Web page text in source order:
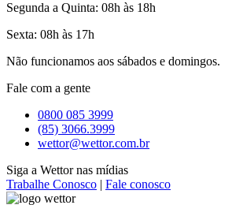
Segunda a Quinta: 08h às 18h
Sexta: 08h às 17h
Não funcionamos aos sábados e domingos.
Fale com a gente
0800 085 3999
(85) 3066.3999
wettor@wettor.com.br
Siga a Wettor nas mídias
Trabalhe Conosco | Fale conosco